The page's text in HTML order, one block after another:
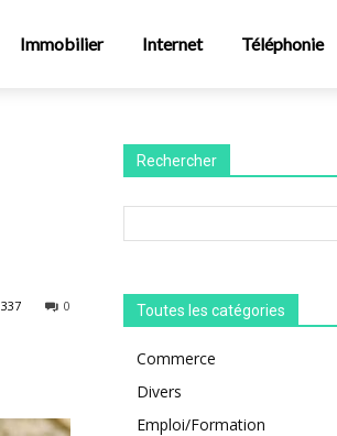
Immobilier Internet Téléphonie
0
337
Rechercher
Toutes les catégories
Commerce
Divers
Emploi/Formation